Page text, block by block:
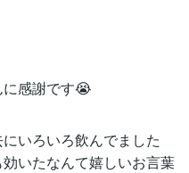
に感謝です😭
いろいろ飲んでました
いたなんて嬉しいお言葉